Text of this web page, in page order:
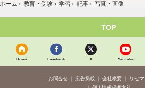
ホーム › 教育・受験 › 学習 › 記事 › 写真・画像
TOP
Home Facebook X YouTube
お問合せ 広告掲載 会社概要
リセ